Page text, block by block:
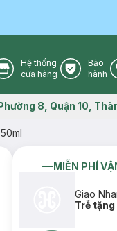
Store Icon
Hệ thống
cửa hàng
Bảo
hành
8, Quận 10,
MIỄN PHÍ
Giao
Trễ tặng